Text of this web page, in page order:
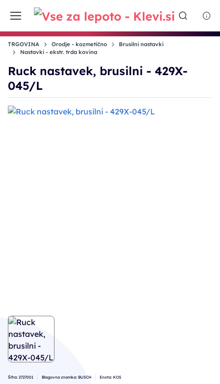
TRGOVINA Orodje - kozmetično
Brusilni nastavki
Nastavki - ekstr. trda kovina
Ruck nastavek, brusilni - 429X-
045/L
Šifra: 2727001 Blagovna znamka: BUSCH Enota: KOS